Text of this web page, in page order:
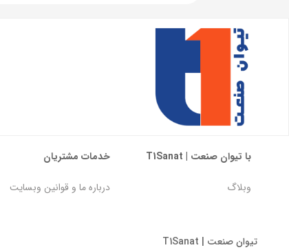
با تیوان صنعت | T1Sanat
وبلاگ
خدمات مشتریان
درباره ما و قوانین وبسایت
تیوان صنعت | T1Sanat